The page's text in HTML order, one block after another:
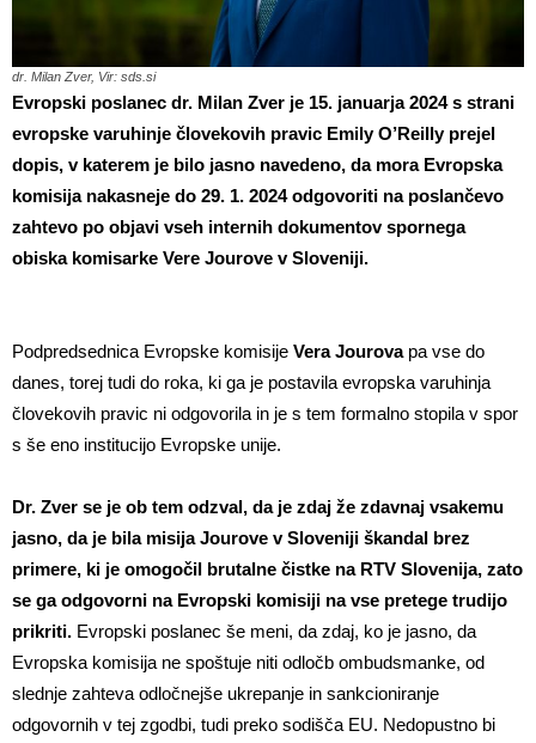
dr. Milan Zver, Vir: sds.si
Evropski poslanec dr. Milan Zver je 15. januarja 2024 s strani
evropske varuhinje človekovih pravic Emily O’Reilly prejel
dopis, v katerem je bilo jasno navedeno, da mora Evropska
komisija nakasneje do 29. 1. 2024 odgovoriti na poslančevo
zahtevo po objavi vseh internih dokumentov spornega
obiska komisarke Vere Jourove v Sloveniji.
Podpredsednica Evropske komisije Vera Jourovapa vse do
danes, torej tudi do roka, ki ga je postavila evropska varuhinja
človekovih pravic ni odgovorila in je s tem formalno stopila v spor
s še eno institucijo Evropske unije.
Dr. Zver se je ob tem odzval, da je zdaj že zdavnaj vsakemu
jasno, da je bila misija Jourove v Sloveniji škandal brez
primere, ki je omogočil brutalne čistke na RTV Slovenija, zato
se ga odgovorni na Evropski komisiji na vse pretege trudijo
prikriti. Evropski poslanec še meni, da zdaj, ko je jasno, da
Evropska komisija ne spoštuje niti odločb ombudsmanke, od
slednje zahteva odločnejše ukrepanje in sankcioniranje
odgovornih v tej zgodbi, tudi preko sodišča EU. Nedopustno bi